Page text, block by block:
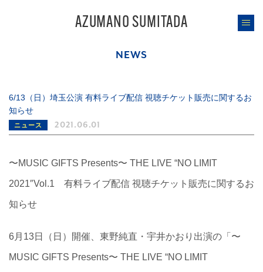
AZUMANO SUMITADA
NEWS
6/13（日）埼玉公演 有料ライブ配信 視聴チケット販売に関するお
知らせ
ニュース 2021.06.01
〜MUSIC GIFTS Presents〜 THE LIVE “NO LIMIT
2021″Vol.1 有料ライブ配信 視聴チケット販売に関するお
知らせ
6月13日（日）開催、東野純直・宇井かおり出演の「〜
MUSIC GIFTS Presents〜 THE LIVE “NO LIMIT